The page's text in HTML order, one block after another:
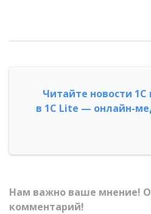
Читайте новости
в 1С Lite — онлайн-
Нам важно ваше мнение!
комментарий!